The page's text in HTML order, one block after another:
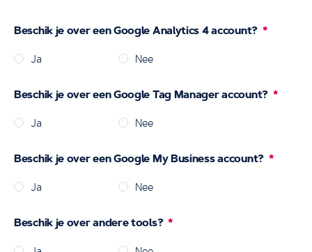
Beschik je over een Google Analytics 4 account?
Ja Nee
Beschik je over een Google Tag Manager account?
Ja Nee
Beschik je over een Google My Business account?
Ja Nee
Beschik je over andere tools?